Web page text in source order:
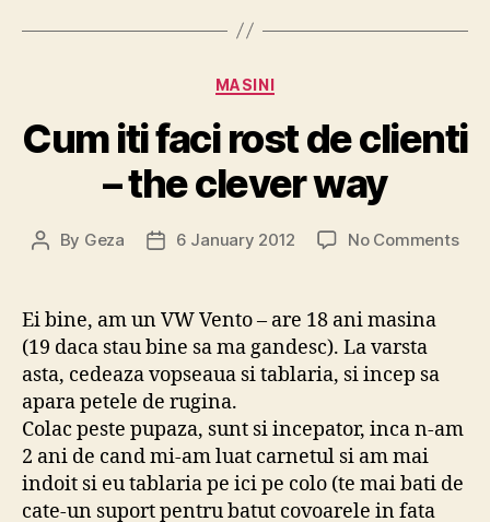
Categories
MASINI
Cum iti faci rost de clienti
– the clever way
Post
By Geza
Post6 January 2012 No Commentson
the
way
Ei bine, am un VW Vento – are 18 ani masina
(19 daca stau bine sa ma gandesc). La varsta
asta, cedeaza vopseaua si tablaria, si incep sa
apara petele de rugina.
Colac peste pupaza, sunt si incepator, inca n-am
2 ani de cand mi-am luat carnetul si am mai
indoit si eu tablaria pe ici pe colo (te mai bati de
cate-un suport pentru batut covoarele in fata